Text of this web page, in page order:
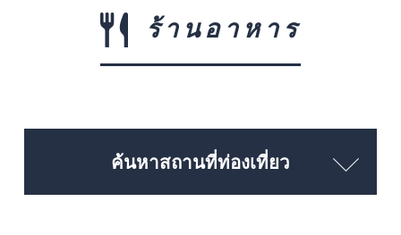
ร้านอาหาร
ค้นหาสถานที่ท่องเที่ยว